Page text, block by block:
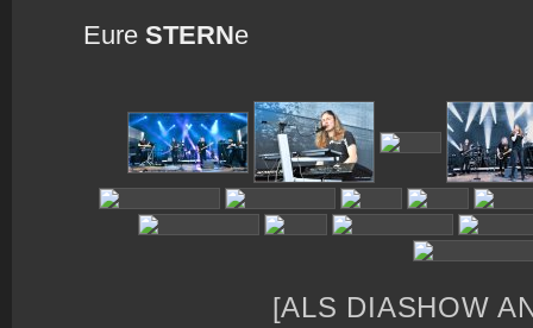
Eure STERNe
[ALS DIASHOW